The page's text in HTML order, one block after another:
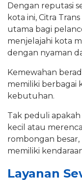
Dengan reputasi
kota ini, Citra
utama bagi
menjelajahi kota
dengan nyaman
Kemewahan
memiliki berbagai
kebutuhan.
Tak peduli
kecil atau
rombongan
memiliki
Layanan